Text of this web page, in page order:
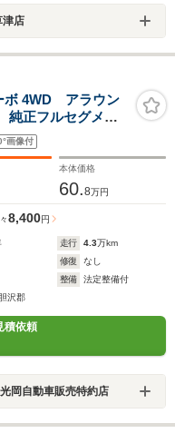
津店
ボ 4WD アラウン
正フルセグメモ
フォグランプ ア
ートキー/プッシ
画像付
本体価格
60.8万円
8,400円
走行 4.3万km
修復
なし
整備
法定整備付
沢郡
積依頼
岡自動車販売特約店